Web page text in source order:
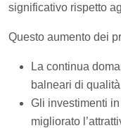
significativo rispetto
Questo aumento dei
La continua
balneari di qualità
Gli investimenti
migliorato